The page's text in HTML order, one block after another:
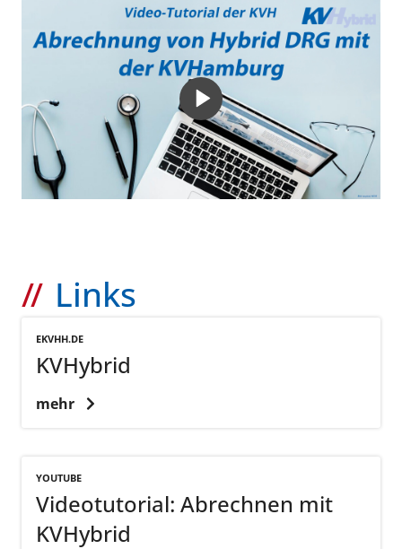
Links
EKVHH.DE
KVHybrid
mehr
YOUTUBE
Videotutorial: Abrechnen mit
KVHybrid